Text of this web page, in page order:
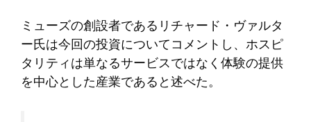
ミューズの創設者であるリチャード・ヴァルタ
ー氏は今回の投資についてコメントし、ホスピ
タリティは単なるサービスではなく体験の提供
を中心とした産業であると述べた。